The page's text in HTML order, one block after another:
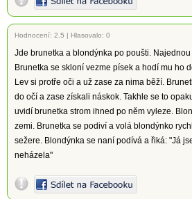
Hodnocení: 2.5 | Hlasovalo: 0
Jde brunetka a blondýnka po poušti.
Brunetka se skloní vezme písek a hodí mu ho
Lev si protře oči a už zase za nima běží.
do očí a zase získali náskok. Takhle se to
uvidí brunetka strom ihned po něm vyleze.
zemi. Brunetka se podiví a volá blondýnko
sežere. Blondýnka se naní podívá a řiká: "Já
neházela"